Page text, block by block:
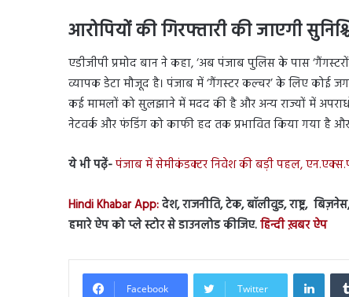
आरोपियों की गिरफ्तारी की जाएगी
एडीजीपी प्रमोद बान ने कहा, ‘अब पंजाब पुलिस के पास
व्यापक डेटा मौजूद है। पंजाब में ‘गैंगस्टर कल्चर’ के लिए कोई
कई मामलों को सुलझाने में मदद की है और अन्य राज्यों में
नेटवर्क और फंडिंग को काफी हद तक प्रभावित किया गया है
ये भी पढ़ें-पंजाब में सेमीकंडक्टर निवेश की बड़ी पहल,
Hindi Khabar App:देश, राजनीति, टेक, बॉलीवुड, राष्ट्र,
हमारे ऐप को प्ले स्टोर से डाउनलोड कीजिए.हिन्दी ख़बर ऐप
Facebook Twitter